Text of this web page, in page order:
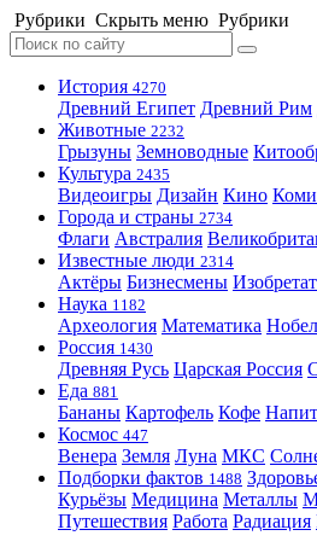
Рубрики Скрыть меню Рубрики
История 4270
Древний Египет Древний Рим
Животные 2232
Грызуны Земноводные
Культура 2435
Видеоигры Дизайн Кино
Города и страны 2734
Флаги Австралия
Известные люди 2314
Актёры Бизнесмены
Наука 1182
Археология Математика
Россия 1430
Древняя Русь Царская Россия
Еда 881
Бананы Картофель Кофе
Космос 447
Венера Земля Луна МКС
Подборки фактов 1488
Курьёзы Медицина Металлы
Путешествия Работа Радиация